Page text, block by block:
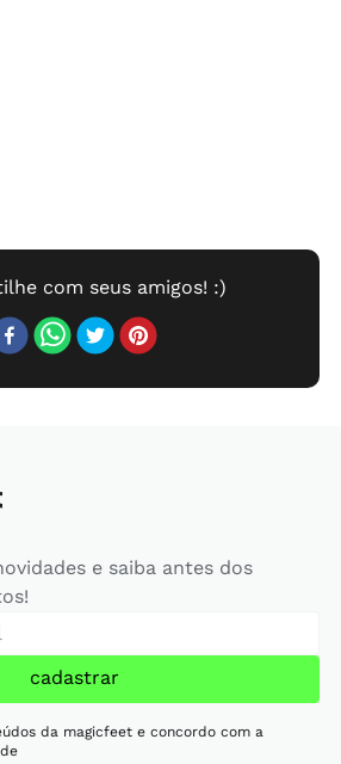
e saiba antes dos
cadastrar
da magicfeet e concordo com a